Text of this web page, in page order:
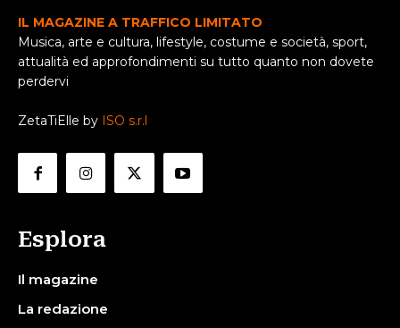
IL MAGAZINE A TRAFFICO LIMITATO
Musica, arte e cultura, lifestyle, costume e società, sport,
attualità ed approfondimenti su tutto quanto non dovete
perdervi
ZetaTiElle by ISO s.r.l
Esplora
Il magazine
La redazione